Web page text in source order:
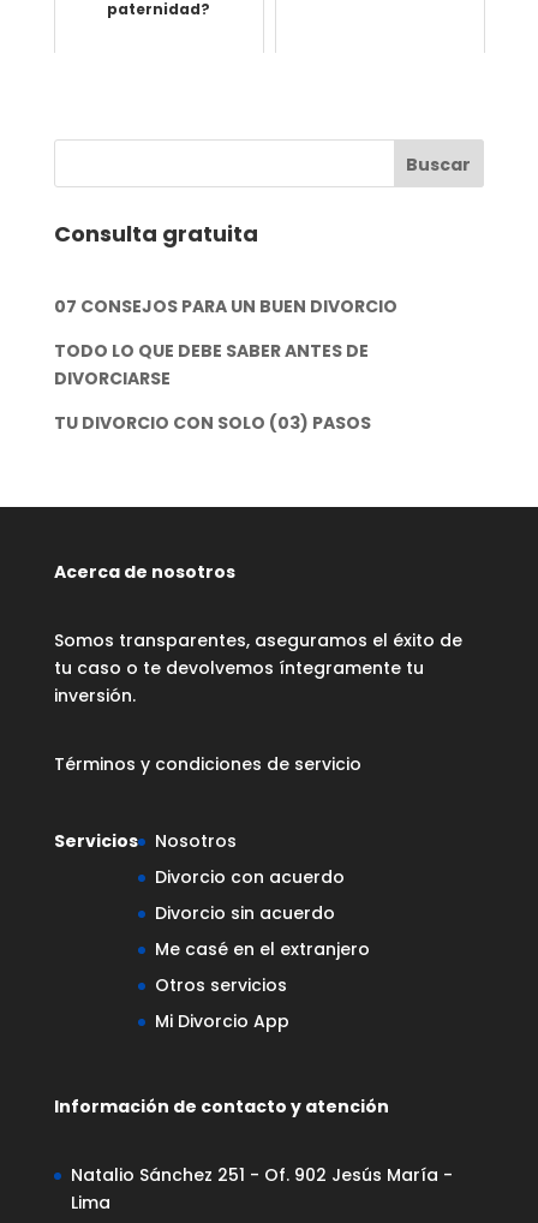
paternidad?
Consulta gratuita
07 CONSEJOS PARA UN BUEN DIVORCIO
TODO LO QUE DEBE SABER ANTES DE
DIVORCIARSE
TU DIVORCIO CON SOLO (03) PASOS
Acerca de nosotros
Somos transparentes, aseguramos el éxito de
tu caso o te devolvemos íntegramente tu
inversión.
Términos y condiciones de servicio
Servicios
Nosotros
Divorcio con acuerdo
Divorcio sin acuerdo
Me casé en el extranjero
Otros servicios
Mi Divorcio App
Información de contacto y atención
Natalio Sánchez 251 - Of. 902 Jesús María -
Lima